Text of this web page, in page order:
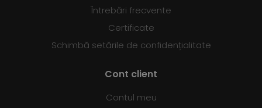
Întrebări frecvente
Certificate
Schimbă setările de confidențialitate
Cont client
Contul meu